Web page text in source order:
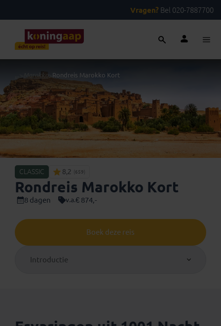
Vragen? Bel 020-7887700
Marokko Rondreis Marokko Kort
CLASSIC 8,2 (659)
Rondreis Marokko Kort
8 dagen v.a.€ 874,-
Boek deze reis
Introductie